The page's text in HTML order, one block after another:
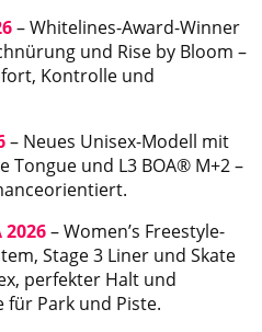
– Whitelines-Award-Winner
und Rise by Bloom –
Kontrolle und
– Neues Unisex-Modell mit
Tongue und L3 BOA® M+2 –
2026– Women’s Freestyle-
Stage 3 Liner und Skate
perfekter Halt und
Park und Piste.